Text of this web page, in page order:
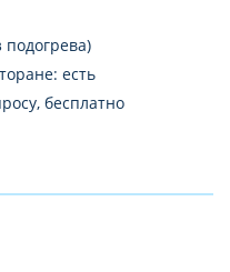
подогрева)
есть
бесплатно